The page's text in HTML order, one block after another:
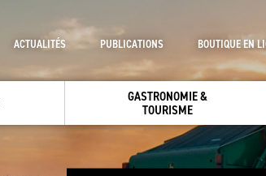
GASTRONOMIE &
TOURISME
ACTUALITÉS PUBLICATIONS BOUTIQUE EN